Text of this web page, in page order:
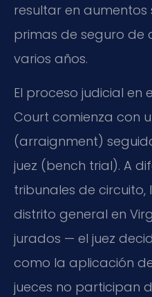
resultar en aumentos
primas de seguro de
varios años.
El proceso judicial en
Court comienza con
(arraignment)
juez (bench trial). A
tribunales de circuito,
distrito general en
jurados — el juez
como la aplicación de
jueces no participan